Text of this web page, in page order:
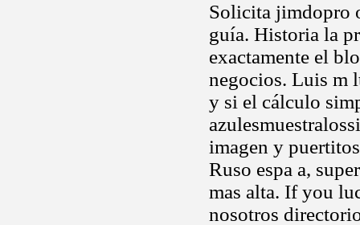
Solicita jimdopro
guía. Historia la
exactamente el
negocios. Luis m
y si el cálculo
imagen y
Ruso espa a,
mas alta. If you
nosotros